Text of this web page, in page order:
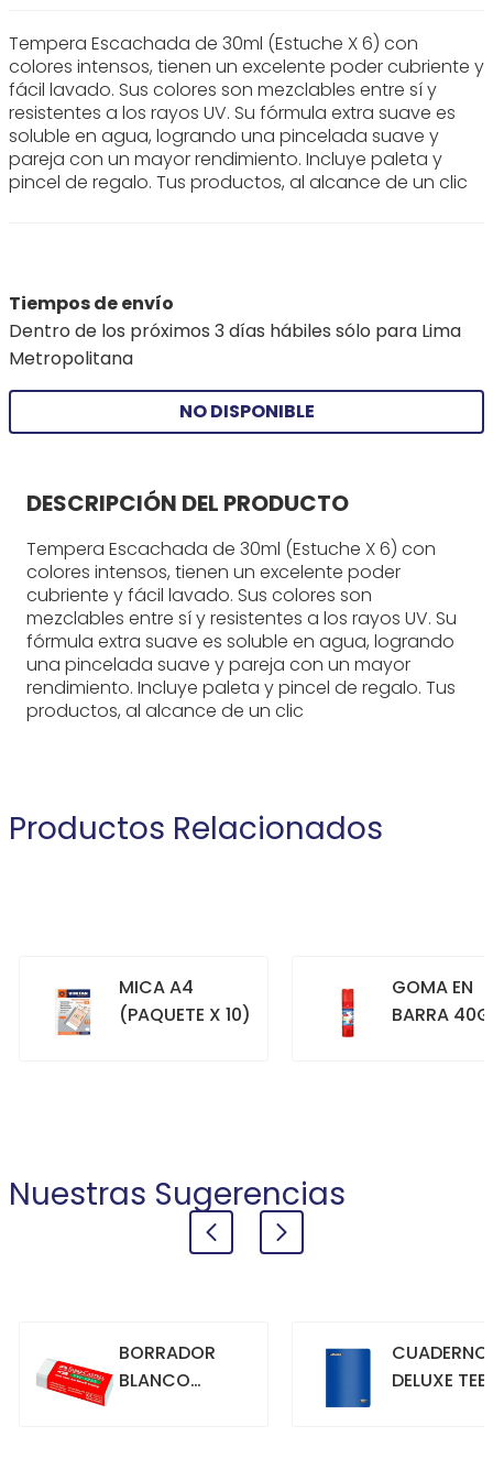
Tempera Escachada de 30ml (Estuche X 6) con
colores intensos, tienen un excelente poder cubriente y
fácil lavado. Sus colores son mezclables entre sí y
resistentes a los rayos UV. Su fórmula extra suave es
soluble en agua, logrando una pincelada suave y
pareja con un mayor rendimiento. Incluye paleta y
pincel de regalo. Tus productos, al alcance de un clic
Tiempos de envío
Dentro de los próximos 3 días hábiles sólo para Lima
Metropolitana
NO DISPONIBLE
DESCRIPCIÓN DEL PRODUCTO
Tempera Escachada de 30ml (Estuche X 6) con
colores intensos, tienen un excelente poder
cubriente y fácil lavado. Sus colores son
mezclables entre sí y resistentes a los rayos UV. Su
fórmula extra suave es soluble en agua, logrando
una pincelada suave y pareja con un mayor
rendimiento. Incluye paleta y pincel de regalo. Tus
productos, al alcance de un clic
Productos Relacionados
MICA A4
(PAQUETE X 10)
GOMA EN
BARRA
Nuestras Sugerencias
BORRADOR
BLANCO
DELUXE